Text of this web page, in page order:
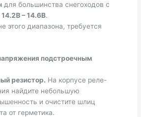
для большинства снегоходов с
14.2В – 14.6В.
этого диапазона, требуется
подстроечным
резистор. На корпусе реле-
найдите небольшую
и очистите шлиц
от герметика.